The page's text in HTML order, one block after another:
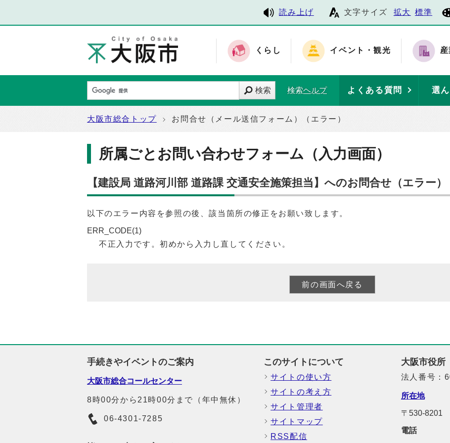
読み上げ 文字サイズ 拡大 標準
くらし イベント・観光
検索 検索ヘルプ よくある質問 選
大阪市総合トップ お問合せ（メール送信フォーム）（エラー）
所属ごとお問い合わせフォーム（入力画面）
【建設局 道路河川部 道路課 交通安全施策担当】へのお問合せ（エラー）
以下のエラー内容を参照の後、該当箇所の修正をお願い致します。
ERR_CODE(1)
不正入力です。初めから入力し直してください。
手続きやイベントのご案内
大阪市総合コールセンター
8時00分から21時00分まで（年中無休）
06-4301-7285
このサイトについて
サイトの使い方
サイトの考え方
サイト管理者
サイトマップ
RSS配信
大阪市役所
法人番号：
所在地
〒530-8201
電話